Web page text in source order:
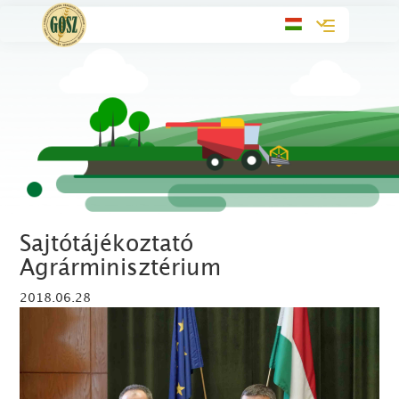
Toggle
Sajtótájékoztató
Agrárminisztérium
2018.06.28